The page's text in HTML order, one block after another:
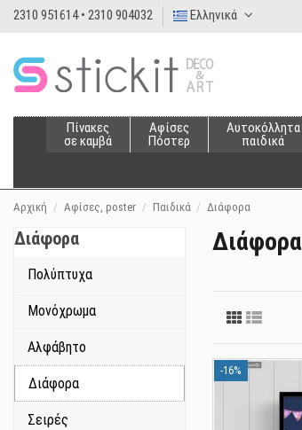
2310 951614 • 2310 904032 Ελληνικά
Πίνακες
σε καμβά
Αφίσες
Πόστερ
Αυτοκόλλητα
παιδικά
Αρχική Αφίσες, poster Παιδικά Διάφορα
Διάφορα
-16%
Διάφορα
Πολύπτυχα
Μονόχρωμα
Αλφάβητο
Διάφορα
Σειρές